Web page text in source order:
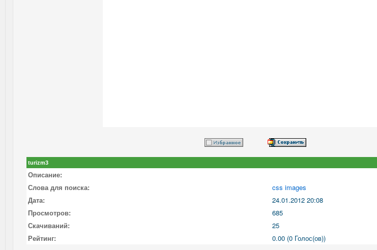
turizm3
Описание:
Слова для поиска:
css images
Дата:
24.01.2012 20:08
Просмотров:
685
Скачиваний:
25
Рейтинг:
0.00 (0 Голос(ов))